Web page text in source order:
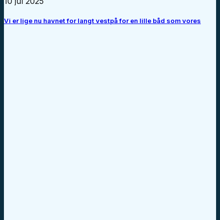
Vi er lige nu havnet for langt vestpå for en lille båd som vores